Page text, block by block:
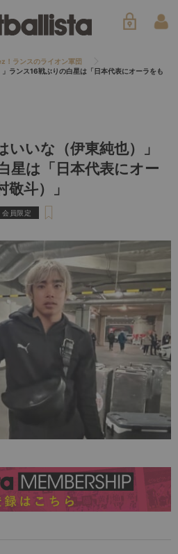
！ランスのライオン軍団
」ランス16戦ぶりの白星は「日本代表にオーラをも
いいな（伊東純也）」
星は「日本代表にオー
斗）」